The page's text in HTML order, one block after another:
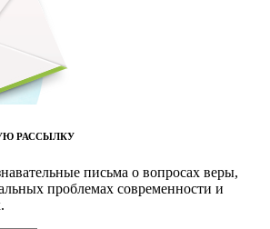
РАССЫЛКУ
письма о вопросах веры,
проблемах современности и